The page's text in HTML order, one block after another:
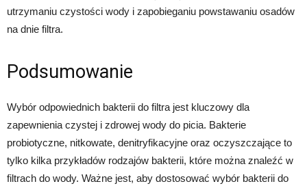
utrzymaniu czystości wody i zapobieganiu powstawaniu osadów
na dnie filtra.
Podsumowanie
Wybór odpowiednich bakterii do filtra jest kluczowy dla
zapewnienia czystej i zdrowej wody do picia. Bakterie
probiotyczne, nitkowate, denitryfikacyjne oraz oczyszczające to
tylko kilka przykładów rodzajów bakterii, które można znaleźć w
filtrach do wody. Ważne jest, aby dostosować wybór bakterii do